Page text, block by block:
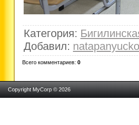
Категория:
Добавил:
Всего комментариев: 0
Copyright MyCorp © 2026